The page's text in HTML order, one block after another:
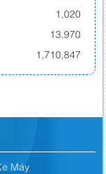
1,020
13,970
1,710,847
Máy